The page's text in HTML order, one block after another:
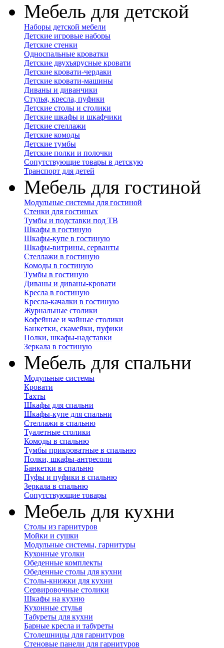
Мебель для детской
Наборы детской мебели
Детские игровые наборы
Детские стенки
Односпальные кроватки
Детские двухъярусные кровати
Детские кровати-чердаки
Детские кровати-машины
Диваны и диванчики
Стулья, кресла, пуфики
Детские столы и столики
Детские шкафы и шкафчики
Детские стеллажи
Детские комоды
Детские тумбы
Детские полки и полочки
Сопутствующие товары в детскую
Транспорт для детей
Мебель для гостиной
Модульные системы для гостиной
Стенки для гостиных
Тумбы и подставки под ТВ
Шкафы в гостиную
Шкафы-купе в гостиную
Шкафы-витрины, серванты
Стеллажи в гостиную
Комоды в гостиную
Тумбы в гостиную
Диваны и диваны-кровати
Кресла в гостиную
Кресла-качалки в гостиную
Журнальные столики
Кофейные и чайные столики
Банкетки, скамейки, пуфики
Полки, шкафы-надставки
Зеркала в гостиную
Мебель для спальни
Модульные системы
Кровати
Тахты
Шкафы для спальни
Шкафы-купе для спальни
Стеллажи в спальню
Туалетные столики
Комоды в спальню
Тумбы прикроватные в спальню
Полки, шкафы-антресоли
Банкетки в спальню
Пуфы и пуфики в спальню
Зеркала в спальню
Сопутствующие товары
Мебель для кухни
Столы из гарнитуров
Мойки и сушки
Модульные системы, гарнитуры
Кухонные уголки
Обеденные комплекты
Обеденные столы для кухни
Столы-книжки для кухни
Сервировочные столики
Шкафы на кухню
Кухонные стулья
Табуреты для кухни
Барные кресла и табуреты
Столешницы для гарнитуров
Стеновые панели для гарнитуров